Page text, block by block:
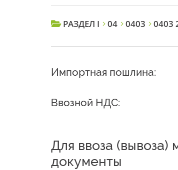
РАЗДЕЛ I 04 0403 0403
Импортная пошлина:
Ввозной НДС:
Для ввоза
документы